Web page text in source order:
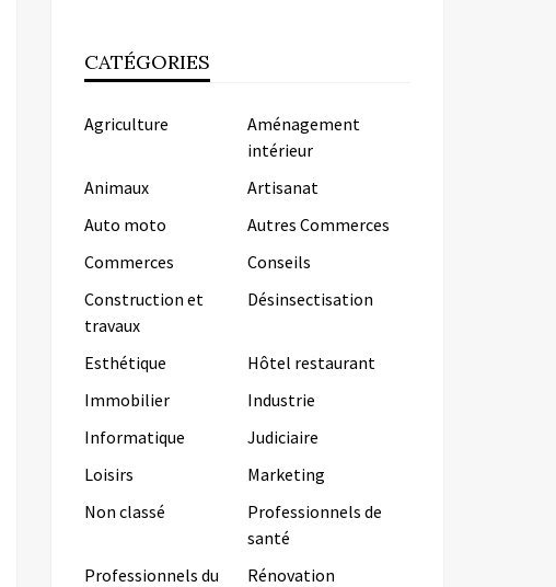
CATÉGORIES
Agriculture
Aménagement
intérieur
Animaux
Artisanat
Auto moto
Autres Commerces
Commerces
Conseils
Construction et
travaux
Désinsectisation
Esthétique
Hôtel restaurant
Immobilier
Industrie
Informatique
Judiciaire
Loisirs
Marketing
Non classé
Professionnels de
santé
Professionnels du
Rénovation